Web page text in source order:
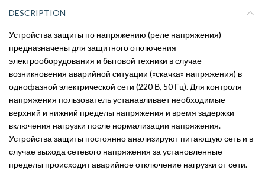
DESCRIPTION
Устройства защиты по напряжению (реле напряжения)
предназначены для защитного отключения
электрооборудования и бытовой техники в случае
возникновения аварийной ситуации («скачка» напряжения) в
однофазной электрической сети (220 В, 50 Гц). Для контроля
напряжения пользователь устанавливает необходимые
верхний и нижний пределы напряжения и время задержки
включения нагрузки после нормализации напряжения.
Устройства защиты постоянно анализируют питающую сеть и в
случае выхода сетевого напряжения за установленные
пределы происходит аварийное отключение нагрузки от сети.